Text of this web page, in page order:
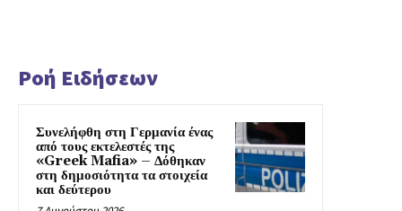
Ροή Ειδήσεων
Συνελήφθη στη Γερμανία ένας
από τους εκτελεστές της
«Greek Mafia» – Δόθηκαν
στη δημοσιότητα τα στοιχεία
και δεύτερου